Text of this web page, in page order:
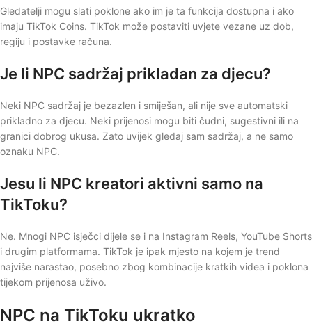
Gledatelji mogu slati poklone ako im je ta funkcija dostupna i ako
imaju TikTok Coins. TikTok može postaviti uvjete vezane uz dob,
regiju i postavke računa.
Je li NPC sadržaj prikladan za djecu?
Neki NPC sadržaj je bezazlen i smiješan, ali nije sve automatski
prikladno za djecu. Neki prijenosi mogu biti čudni, sugestivni ili na
granici dobrog ukusa. Zato uvijek gledaj sam sadržaj, a ne samo
oznaku NPC.
Jesu li NPC kreatori aktivni samo na
TikToku?
Ne. Mnogi NPC isječci dijele se i na Instagram Reels, YouTube Shorts
i drugim platformama. TikTok je ipak mjesto na kojem je trend
najviše narastao, posebno zbog kombinacije kratkih videa i poklona
tijekom prijenosa uživo.
NPC na TikToku ukratko